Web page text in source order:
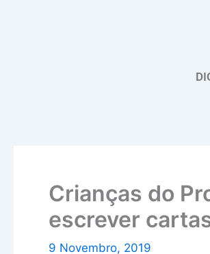
Crianças do
escrever
9 Novembro, 2019